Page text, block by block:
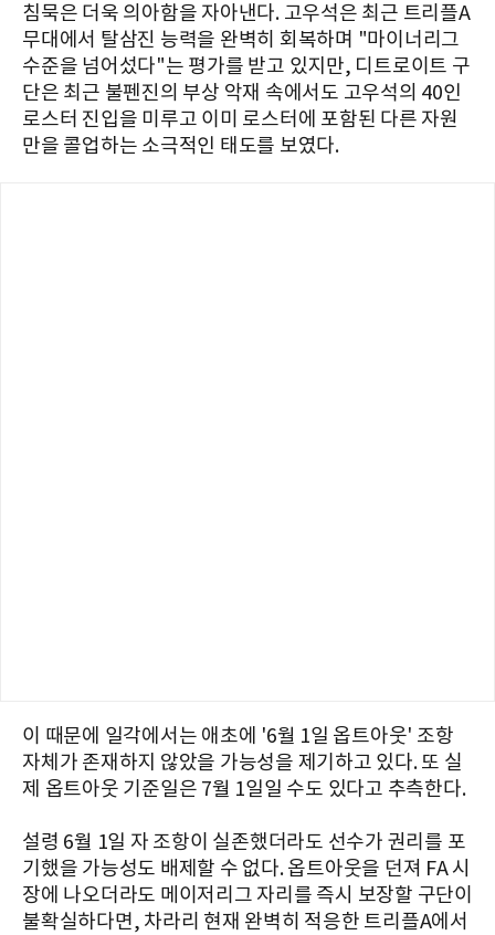
침묵은 더욱 의아함을 자아낸다. 고우석은 최근 트리플A
무대에서 탈삼진 능력을 완벽히 회복하며 "마이너리그
수준을 넘어섰다"는 평가를 받고 있지만, 디트로이트 구
단은 최근 불펜진의 부상 악재 속에서도 고우석의 40인
로스터 진입을 미루고 이미 로스터에 포함된 다른 자원
만을 콜업하는 소극적인 태도를 보였다.
이 때문에 일각에서는 애초에 '6월 1일 옵트아웃' 조항
자체가 존재하지 않았을 가능성을 제기하고 있다. 또 실
제 옵트아웃 기준일은 7월 1일일 수도 있다고 추측한다.
설령 6월 1일 자 조항이 실존했더라도 선수가 권리를 포
기했을 가능성도 배제할 수 없다. 옵트아웃을 던져 FA 시
장에 나오더라도 메이저리그 자리를 즉시 보장할 구단이
불확실하다면, 차라리 현재 완벽히 적응한 트리플A에서